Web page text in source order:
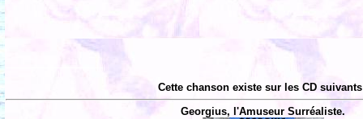
Cette chanson existe sur les CD
Georgius, l'Amuseur Surréaliste.